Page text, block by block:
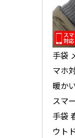
手袋
マホ
暖か
スマ
手袋
ウト